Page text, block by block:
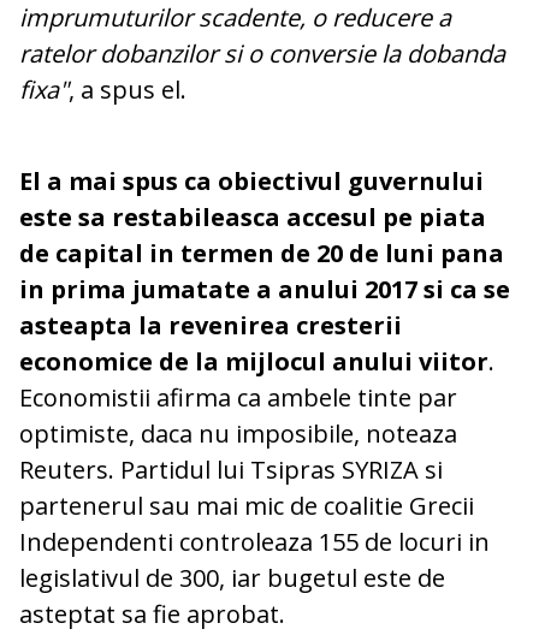
imprumuturilor scadente, o reducere a
ratelor dobanzilor si o conversie la dobanda
fixa", a spus el.
El a mai spus ca obiectivul guvernului
este sa restabileasca accesul pe piata
de capital in termen de 20 de luni pana
in prima jumatate a anului 2017 si ca se
asteapta la revenirea cresterii
economice de la mijlocul anului viitor.
Economistii afirma ca ambele tinte par
optimiste, daca nu imposibile, noteaza
Reuters. Partidul lui Tsipras SYRIZA si
partenerul sau mai mic de coalitie Grecii
Independenti controleaza 155 de locuri in
legislativul de 300, iar bugetul este de
asteptat sa fie aprobat.